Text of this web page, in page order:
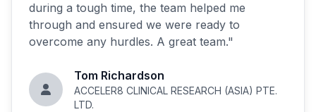
during a tough time, the team helped me
through and ensured we were ready to
overcome any hurdles. A great team."
Tom Richardson
ACCELER8 CLINICAL RESEARCH (ASIA) PTE.
LTD.